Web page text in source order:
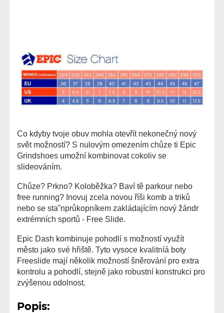
Co kdyby tvoje obuv mohla otevřít nekonečný nový
svět možností? S nulovým omezením chůze ti Epic
Grindshoes umožní kombinovat cokoliv se
slideováním.
Chůze? Prkno? Koloběžka? Baví tě parkour nebo
free running? Inovuj zcela novou říši komb a triků
nebo se staˇnprůkopníkem zakládajícím nový žándr
extrémních sportů - Free Slide.
Epic Dash kombinuje pohodlí s možností využít
město jako své hřiště. Tyto vysoce kvalitníá boty
Freeslide mají několik možností šněrování pro extra
kontrolu a pohodlí, stejně jako robustní konstrukci pro
zvýšenou odolnost.
Popis: